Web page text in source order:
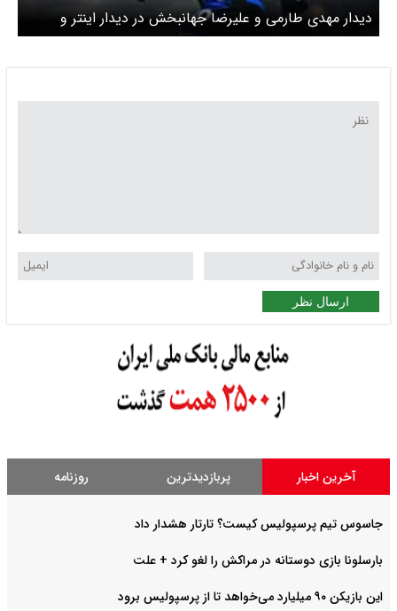
دیدار مهدی طارمی و علیرضا جهانبخش در دیدار اینتر و
فاینورد + عکس
ارسال نظر
آخرین اخبار پربازدیدترین روزنامه
جاسوس تیم پرسپولیس کیست؟ تارتار هشدار داد
بارسلونا بازی دوستانه در مراکش را لغو کرد + علت
این بازیکن ۹۰ میلیارد می‌خواهد تا از پرسپولیس برود